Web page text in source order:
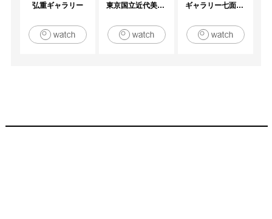
弘重ギャラリー 東京国立近代美術館 ギャラリー七面坂途中